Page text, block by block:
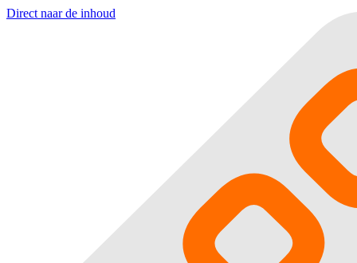
Direct naar de inhoud